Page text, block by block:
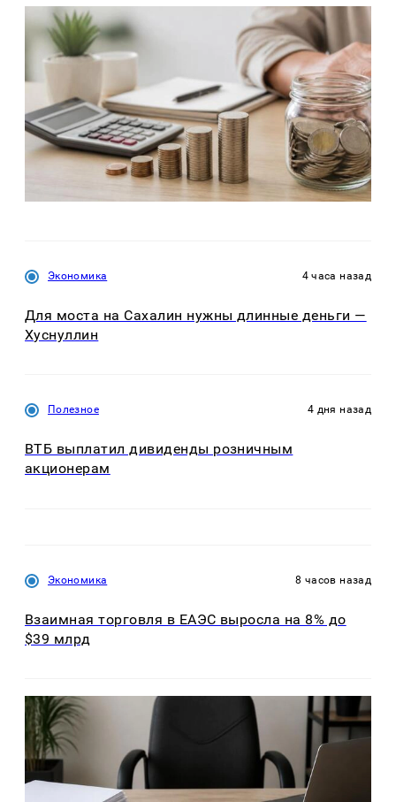
Экономика 4 часа назад
Для моста на Сахалин нужны длинные деньги —
Хуснуллин
Полезное 4 дня назад
ВТБ выплатил дивиденды розничным
акционерам
Экономика 8 часов назад
Взаимная торговля в ЕАЭС выросла на 8% до
$39 млрд